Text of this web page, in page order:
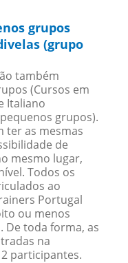
grupos
(grupo
também
(Cursos em
Italiano
grupos).
ter as mesmas
de
mesmo lugar,
Todos os
ao
Portugal
ou menos
De toda forma, as
na
participantes.